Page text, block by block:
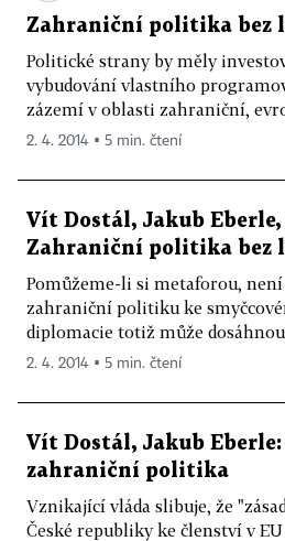
Zahraniční politika bez
Politické strany by měly
vybudování vlastního
zázemí v oblasti zahraniční,
2. 4. 2014 ▪ 5 min. čtení
Vít Dostál, Jakub Eberle,
Zahraniční politika bez
Pomůžeme-li si metaforou,
zahraniční politiku ke
diplomacie totiž může
2. 4. 2014 ▪ 5 min. čtení
Vít Dostál, Jakub
zahraniční politika
Vznikající vláda slibuje, že
České republiky ke členství v